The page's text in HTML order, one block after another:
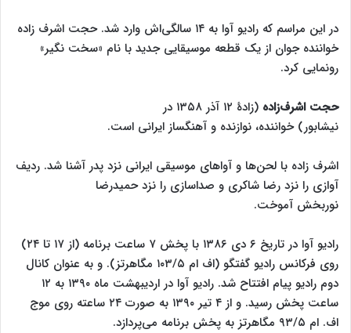
در این مراسم که رادیو آوا به ۱۴ سالگی‌اش وارد شد. حجت اشرف زاده
خواننده جوان از یک قطعه موسیقایی جدید با نام «سخت نگیر»
رونمایی کرد.
حجت اشرف‌زاده
(زادهٔ ۱۲ آذر ۱۳۵۸ در
نیشابور) خواننده، نوازنده و آهنگساز ایرانی است.
اشرف زاده با لحن‌ها و آواهای موسیقی ایرانی نزد پدر آشنا شد. ردیف
آوازی را نزد رضا شاکری و صداسازی را نزد حمیدرضا
نوربخش آموخت.
رادیو آوا در تاریخ ۶ دی ۱۳۸۶ با پخش ۷ ساعت برنامه (از ۱۷ تا ۲۴)
روی فرکانس رادیو گفتگو (اف ام ۱۰۳/۵ مگاهرتز). و به عنوان کانال
دوم رادیو پیام افتتاح شد. رادیو آوا در اردیبهشت ماه ۱۳۹۰ به ۱۲
ساعت پخش رسید. و از ۴ تیر ۱۳۹۰ به صورت ۲۴ ساعته روی موج
اف. ام ۹۳/۵ مگاهرتز به پخش برنامه می‌پردازد.